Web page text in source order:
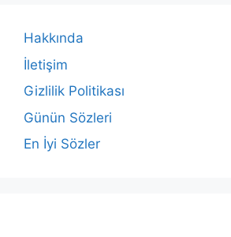
Hakkında
İletişim
Gizlilik Politikası
Günün Sözleri
En İyi Sözler